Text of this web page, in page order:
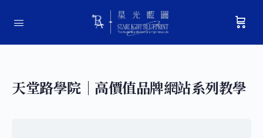
天堂路學院｜高價值品牌網站系列教學